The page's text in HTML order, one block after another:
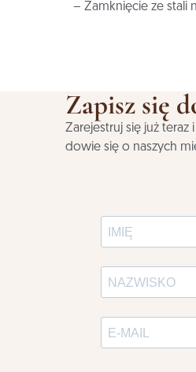
– Zamknięcie ze stali
Zapisz się
Zarejestruj się już
dowie się o naszych